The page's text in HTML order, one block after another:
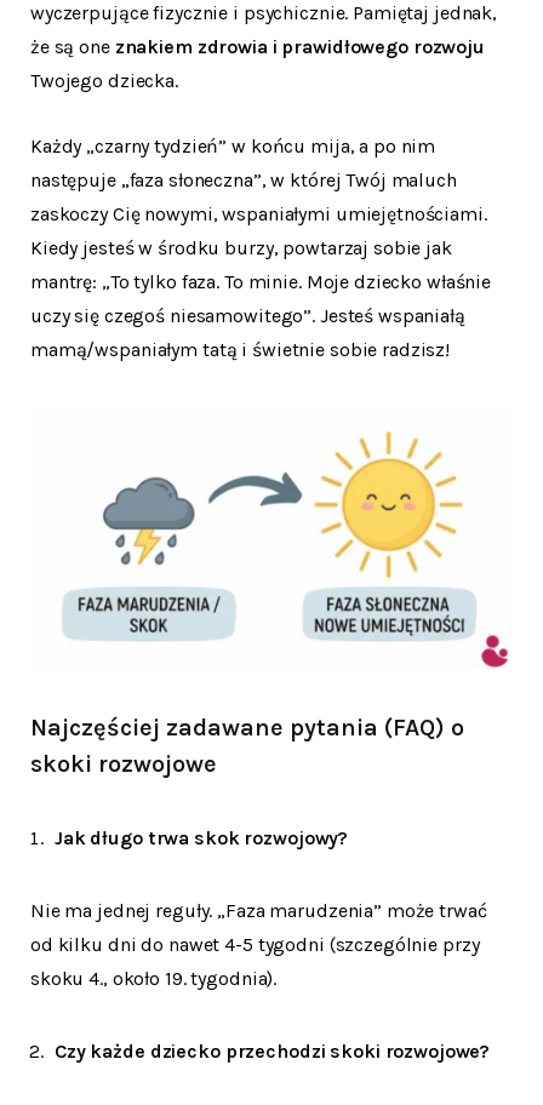
wyczerpujące fizycznie i psychicznie. Pamiętaj jednak,
że są one znakiem zdrowia i prawidłowego rozwoju
Twojego dziecka.
Każdy „czarny tydzień” w końcu mija, a po nim
następuje „faza słoneczna”, w której Twój maluch
zaskoczy Cię nowymi, wspaniałymi umiejętnościami.
Kiedy jesteś w środku burzy, powtarzaj sobie jak
mantrę: „To tylko faza. To minie. Moje dziecko właśnie
uczy się czegoś niesamowitego”. Jesteś wspaniałą
mamą/wspaniałym tatą i świetnie sobie radzisz!
Najczęściej zadawane pytania (FAQ) o
skoki rozwojowe
Jak długo trwa skok rozwojowy?
Nie ma jednej reguły. „Faza marudzenia” może trwać
od kilku dni do nawet 4-5 tygodni (szczególnie przy
skoku 4., około 19. tygodnia).
Czy każde dziecko przechodzi skoki rozwojowe?